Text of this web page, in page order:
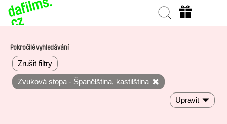
Pokročilé vyhledávání
Zrušit filtry
Zvuková stopa - Španělština, kastilština
Upravit